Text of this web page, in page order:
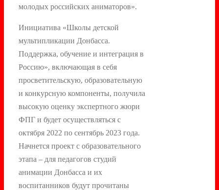
молодых российских аниматоров».
Инициатива «Школы детской
мультипликации Донбасса.
Поддержка, обучение и интеграция в
Россию», включающая в себя
просветительскую, образовательную
и конкурсную компоненты, получила
высокую оценку экспертного жюри
ФПГ и будет осуществляться с
октября 2022 по сентябрь 2023 года.
Начнется проект с образовательного
этапа – для педагогов студий
анимации Донбасса и их
воспитанников будут прочитаны